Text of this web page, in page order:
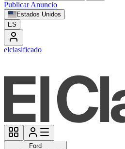
Publicar Anuncio
Estados Unidos
ES
elclasificado
Ford